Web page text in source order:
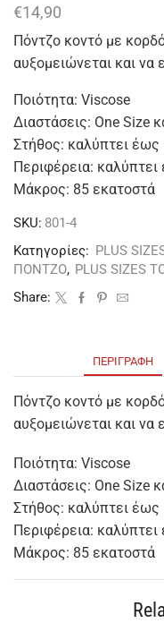
€14,90
Πόντζο κοντό με
αυξομειώνεται και να
Ποιότητα: Viscose
Διαστάσεις: One Size
Στήθος: καλύπτει έως
Περιφέρεια:
Μάκρος: 85 εκατοστά
SKU: 801-4
Κατηγορίες: PLUS
ΠΟΝΤΖΟ, PLUS SIZES
Share:
ΠΕΡΙΓΡΑΦΉ
Πόντζο κοντό με
αυξομειώνεται και να
Ποιότητα: Viscose
Διαστάσεις: One Size
Στήθος: καλύπτει έως
Περιφέρεια:
Μάκρος: 85 εκατοστά